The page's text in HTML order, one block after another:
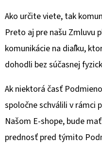
Ako určite viete, tak
Preto aj pre našu Zmluvu
komunikácie na diaľku,
dohodli bez súčasnej
Ak niektorá časť
spoločne schválili v rámci
Našom E-shope, bude
prednosť pred týmito
T
E
N
A
J
Í
T
?